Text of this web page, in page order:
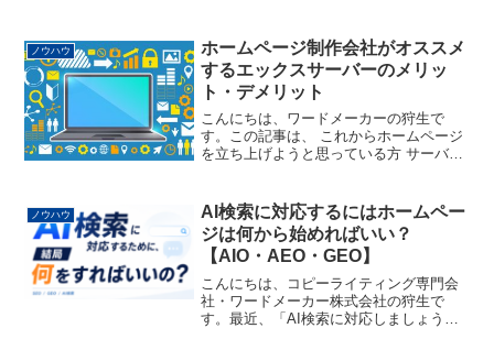
方で最適化することができれば、反応が2
倍、3倍になるということも不思...
ノウハウ
ホームページ制作会社がオススメ
するエックスサーバーのメリッ
ト・デメリット
こんにちは、ワードメーカーの狩生で
す。この記事は、 これからホームページ
を立ち上げようと思っている方 サーバー
か？を知りたい方向けの内容で、当社も
実際に使っており、現...
ノウハウ
AI検索に対応するにはホームペー
ジは何から始めればいい？
【AIO・AEO・GEO】
こんにちは、コピーライティング専門会
社・ワードメーカー株式会社の狩生で
す。最近、「AI検索に対応しましょう」